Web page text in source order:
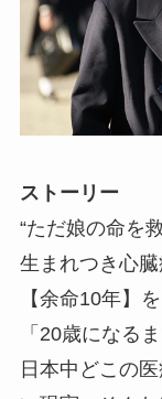
ストーリー
“ただ娘の命を
生まれつき心
【余命10年】
「20歳になる
日本中どこの